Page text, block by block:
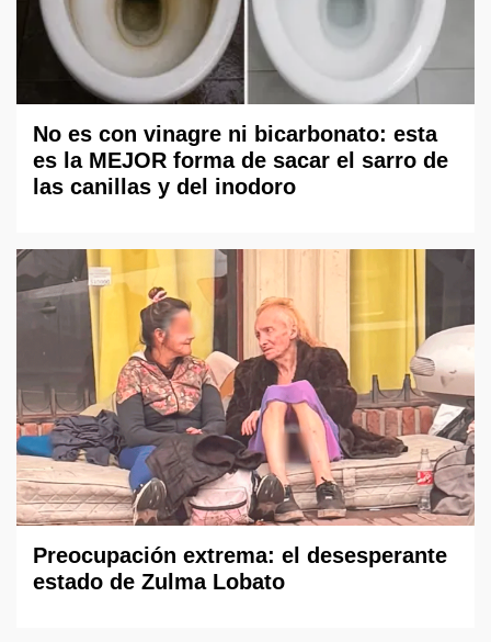
No es con vinagre ni bicarbonato: esta
es la MEJOR forma de sacar el sarro de
las canillas y del inodoro
Preocupación extrema: el desesperante
estado de Zulma Lobato